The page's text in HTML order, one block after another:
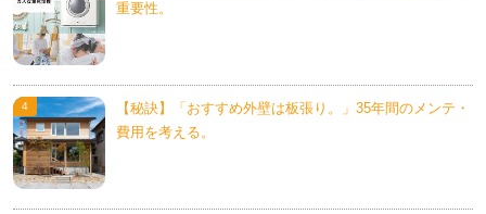
重要性。
【秘訣】「おすすめ外壁は板張り。」35年間のメンテ・
費用を考える。